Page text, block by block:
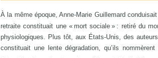
À la même époque, Anne-Marie Guillemard
retraite constituait une « mort sociale » : retiré du
physiologiques. Plus tôt, aux États-Unis, des
constituait une lente dégradation, qu’ils